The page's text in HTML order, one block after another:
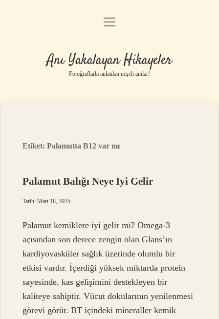
Anasayfa
Yasal Uyarı
menüyü
Anı Yakalayan Hikayeler
Fotoğraflarla anlatılan neşeli anılar!
Etiket:Palamutta B12 var mı
Palamut Balığı Neye Iyi Gelir
Tarih: Mart 18, 2025
Palamut kemiklere iyi gelir mi? Omega-3
açısından son derece zengin olan Glans’ın
kardiyovasküler sağlık üzerinde olumlu bir
etkisi vardır. İçerdiği yüksek miktarda protein
sayesinde, kas gelişimini destekleyen bir
kaliteye sahiptir. Vücut dokularının yenilenmesi
görevi görür. BT içindeki mineraller kemik